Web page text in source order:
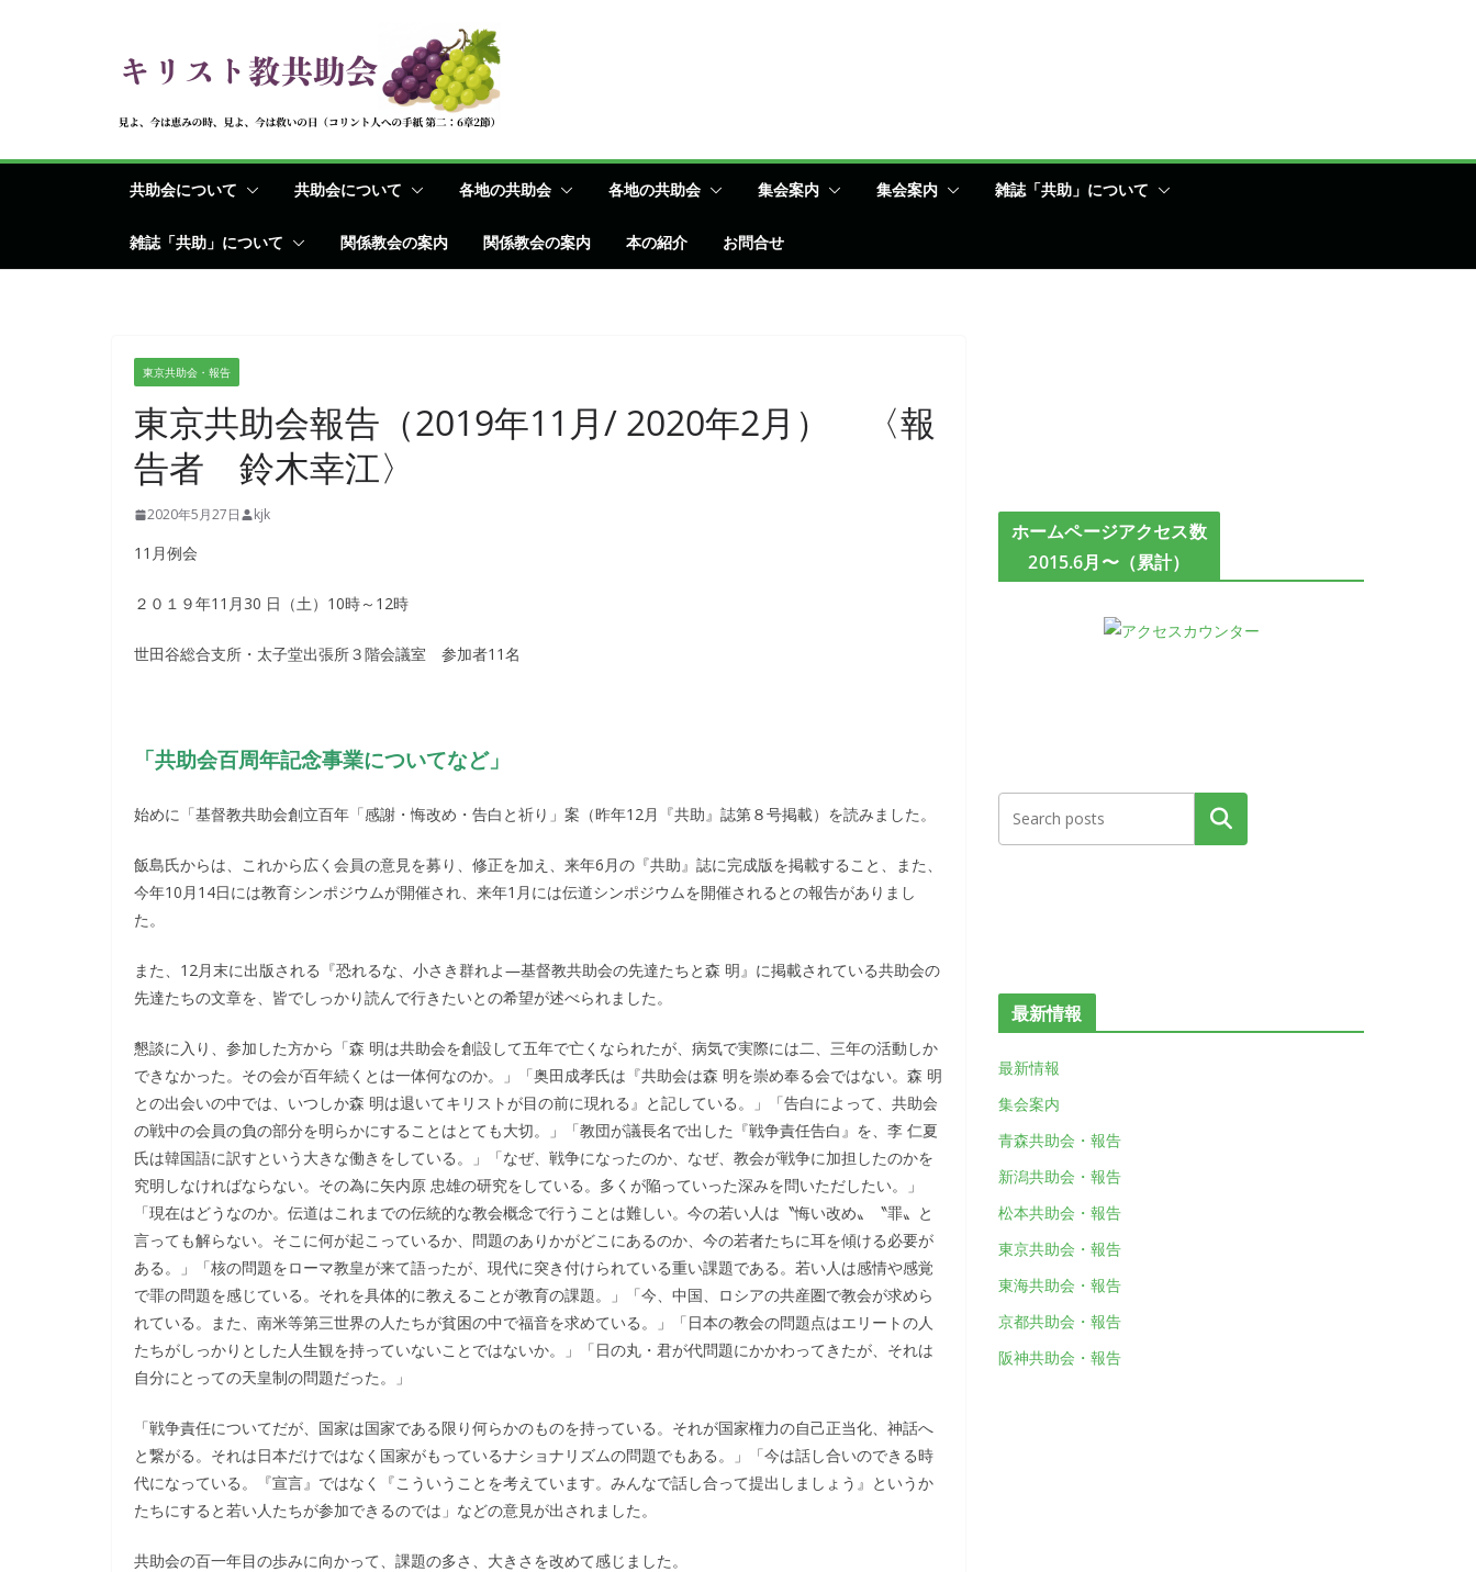
へ
共助会について 共助会について 各地の共助会 各地の共助会 集会案内 集会案内 雑誌「共助」について
雑誌「共助」について 関係教会の案内 関係教会の案内 本の紹介 お問合せ
東京共助会・報告
東京共助会報告（2019年11月/ 2020年2月） 〈報
告者 鈴木幸江〉
2020年5月27日 kjk
11月例会
２０１９年11月30 日（土）10時～12時
世田谷総合支所・太子堂出張所３階会議室 参加者11名
「共助会百周年記念事業についてなど」
始めに「基督教共助会創立百年「感謝・悔改め・告白と祈り」案（昨年12月『共助』誌第８号掲載）を読みました。
飯島氏からは、これから広く会員の意見を募り、修正を加え、来年6月の『共助』誌に完成版を掲載すること、また、
今年10月14日には教育シンポジウムが開催され、来年1月には伝道シンポジウムを開催されるとの報告がありまし
た。
また、12月末に出版される『恐れるな、小さき群れよ―基督教共助会の先達たちと森 明』に掲載されている共助会の
先達たちの文章を、皆でしっかり読んで行きたいとの希望が述べられました。
懇談に入り、参加した方から「森 明は共助会を創設して五年で亡くなられたが、病気で実際には二、三年の活動しか
できなかった。その会が百年続くとは一体何なのか。」「奥田成孝氏は『共助会は森 明を崇め奉る会ではない。森 明
との出会いの中では、いつしか森 明は退いてキリストが目の前に現れる』と記している。」「告白によって、共助会
の戦中の会員の負の部分を明らかにすることはとても大切。」「教団が議長名で出した『戦争責任告白』を、李 仁夏
氏は韓国語に訳すという大きな働きをしている。」「なぜ、戦争になったのか、なぜ、教会が戦争に加担したのかを
究明しなければならない。その為に矢内原 忠雄の研究をしている。多くが陥っていった深みを問いただしたい。」
「現在はどうなのか。伝道はこれまでの伝統的な教会概念で行うことは難しい。今の若い人は〝悔い改め〟〝罪〟と
言っても解らない。そこに何が起こっているか、問題のありかがどこにあるのか、今の若者たちに耳を傾ける必要が
ある。」「核の問題をローマ教皇が来て語ったが、現代に突き付けられている重い課題である。若い人は感情や感覚
で罪の問題を感じている。それを具体的に教えることが教育の課題。」「今、中国、ロシアの共産圏で教会が求めら
れている。また、南米等第三世界の人たちが貧困の中で福音を求めている。」「日本の教会の問題点はエリートの人
たちがしっかりとした人生観を持っていないことではないか。」「日の丸・君が代問題にかかわってきたが、それは
自分にとっての天皇制の問題だった。」
「戦争責任についてだが、国家は国家である限り何らかのものを持っている。それが国家権力の自己正当化、神話へ
と繋がる。それは日本だけではなく国家がもっているナショナリズムの問題でもある。」「今は話し合いのできる時
代になっている。『宣言』ではなく『こういうことを考えています。みんなで話し合って提出しましょう』というか
たちにすると若い人たちが参加できるのでは」などの意見が出されました。
共助会の百一年目の歩みに向かって、課題の多さ、大きさを改めて感じました。
ホームページアクセス数
2015.6月〜（累計）
検索
最新情報
最新情報
集会案内
青森共助会・報告
新潟共助会・報告
松本共助会・報告
東京共助会・報告
東海共助会・報告
京都共助会・報告
阪神共助会・報告